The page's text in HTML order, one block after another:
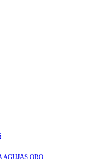
AGUJAS ORO